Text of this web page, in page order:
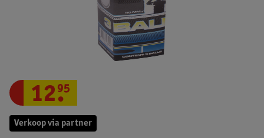
Verkoop via partner
12.
95